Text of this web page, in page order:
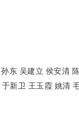
东 吴建立 侯安清
新卫 王玉霞 姚清